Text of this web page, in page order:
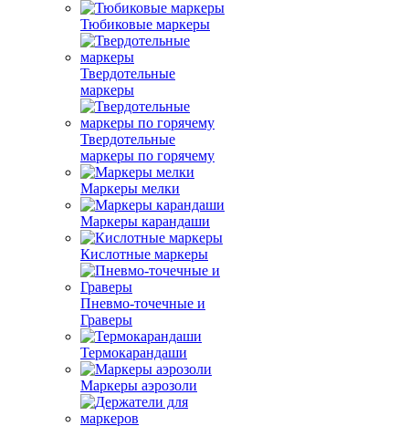
Тюбиковые маркеры
Твердотельные
маркеры
Твердотельные
маркеры по горячему
Маркеры мелки
Маркеры карандаши
Кислотные маркеры
Пневмо-точечные и
Граверы
Термокарандаши
Маркеры аэрозоли